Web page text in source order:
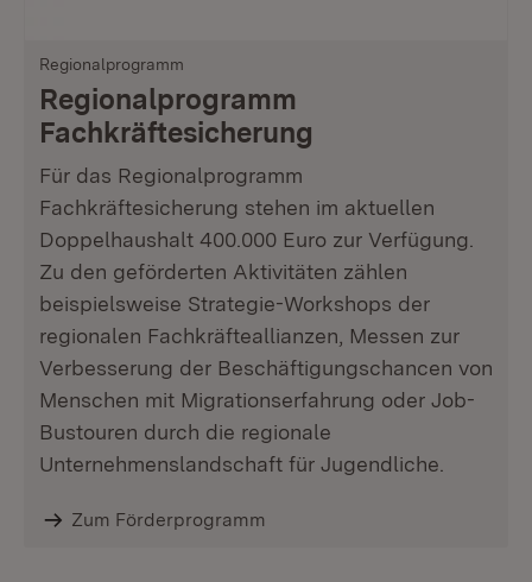
Regionalprogramm
Regionalprogramm
Fachkräftesicherung
Für das Regionalprogramm
Fachkräftesicherung stehen im aktuellen
Doppelhaushalt 400.000 Euro zur Verfügung.
Zu den geförderten Aktivitäten zählen
beispielsweise Strategie-Workshops der
regionalen Fachkräfteallianzen, Messen zur
Verbesserung der Beschäftigungschancen von
Menschen mit Migrationserfahrung oder Job-
Bustouren durch die regionale
Unternehmenslandschaft für Jugendliche.
Zum Förderprogramm